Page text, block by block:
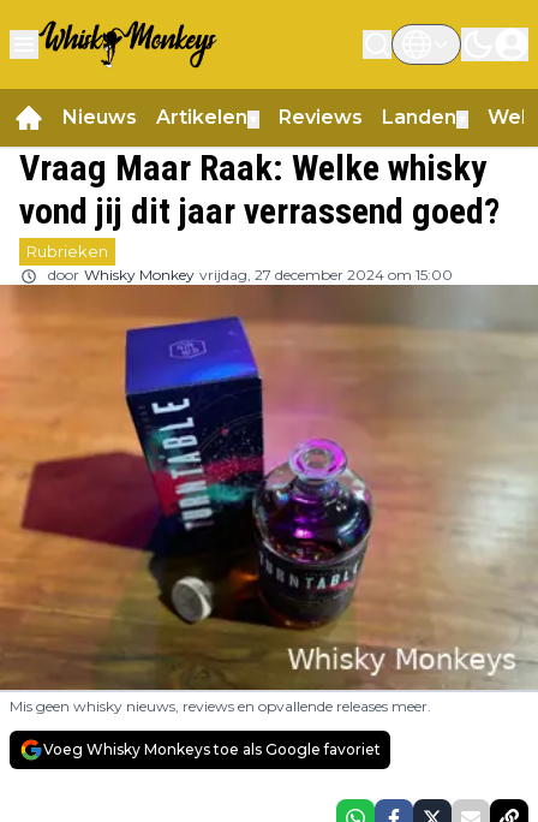
Nieuws Artikelen Reviews Landen
Vraag Maar Raak: Welke whisky
vond jij dit jaar verrassend goed?
Rubrieken
door Whisky Monkey vrijdag, 27 december 2024 om 15:00
Mis geen whisky nieuws, reviews en opvallende releases meer.
Voeg Whisky Monkeys toe als Google favoriet